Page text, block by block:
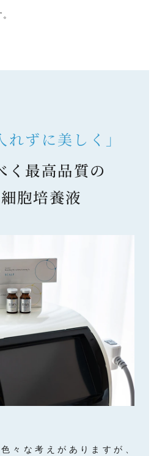
れずに美しく」
く最高品質の
胞培養液
々な考えがありますが、